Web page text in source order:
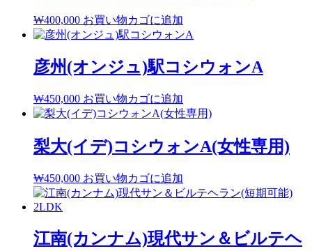
₩400,000 お買い物カゴに追加
彦州(オンジュ)駅コシウォンA
₩450,000 お買い物カゴに追加
梨大(イデ)コシウォンA(女性専用)
₩450,000 お買い物カゴに追加
江南(カンナム)現代サン＆ビルテヘ